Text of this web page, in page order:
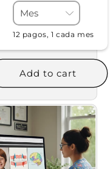
12 pagos, 1 cada mes
Add to cart